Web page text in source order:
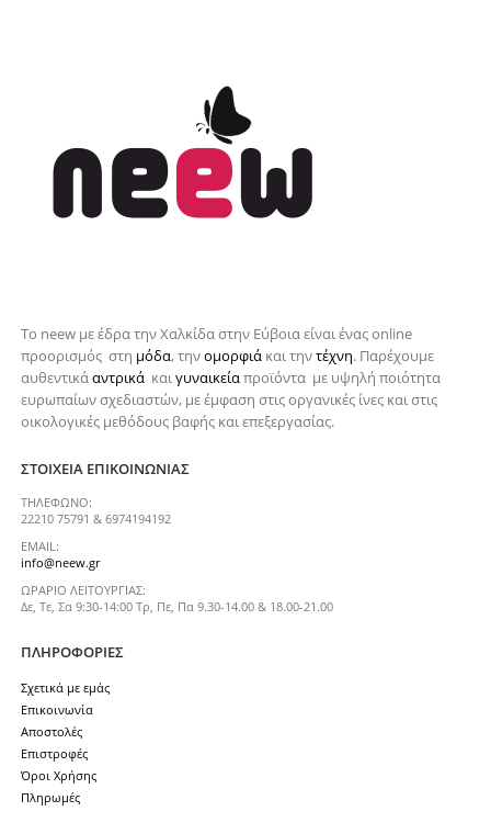
Το neew με έδρα την Xαλκίδα στην Εύβοια είναι ένας online
προορισμός στη μόδα, τηνομορφιά και τηντέχνη. Παρέχουμε
αυθεντικάαντρικά καιγυναικείαπροϊόντα με υψηλή ποιότητα
ευρωπαίων σχεδιαστών, με έμφαση στις οργανικές ίνες και στις
οικολογικές μεθόδους βαφής και επεξεργασίας.
ΣΤΟΙΧΕΊΑ ΕΠΙΚΟΙΝΩΝΊΑΣ
ΤΗΛΈΦΩΝΟ:
22210 75791 & 6974194192
EMAIL:
info@neew.gr
ΩΡΆΡΙΟ ΛΕΙΤΟΥΡΓΊΑΣ:
Δε, Τε, Σα 9:30-14:00 Τρ, Πε, Πα 9.30-14.00 & 18.00-21.00
ΠΛΗΡΟΦΟΡΊΕΣ
Σχετικά με εμάς
Επικοινωνία
Αποστολές
Επιστροφές
Όροι Χρήσης
Πληρωμές